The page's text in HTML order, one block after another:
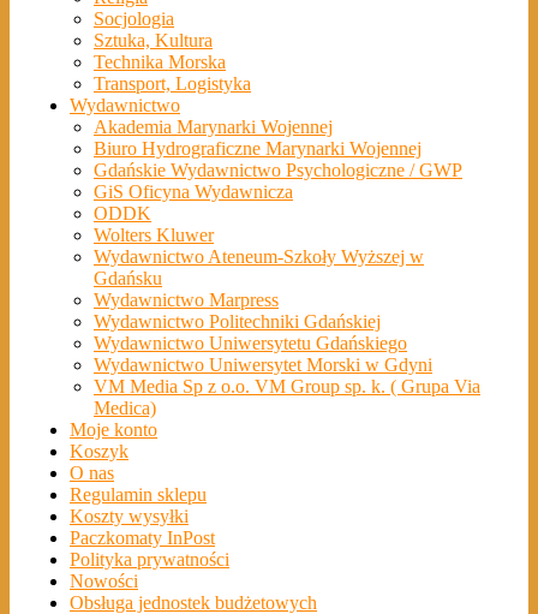
Socjologia
Sztuka, Kultura
Technika Morska
Transport, Logistyka
Wydawnictwo
Akademia Marynarki Wojennej
Biuro Hydrograficzne Marynarki Wojennej
Gdańskie Wydawnictwo Psychologiczne / GWP
GiS Oficyna Wydawnicza
ODDK
Wolters Kluwer
Wydawnictwo Ateneum-Szkoły Wyższej w
Gdańsku
Wydawnictwo Marpress
Wydawnictwo Politechniki Gdańskiej
Wydawnictwo Uniwersytetu Gdańskiego
Wydawnictwo Uniwersytet Morski w Gdyni
VM Media Sp z o.o. VM Group sp. k. ( Grupa Via
Medica)
Moje konto
Koszyk
O nas
Regulamin sklepu
Koszty wysyłki
Paczkomaty InPost
Polityka prywatności
Nowości
Obsługa jednostek budżetowych